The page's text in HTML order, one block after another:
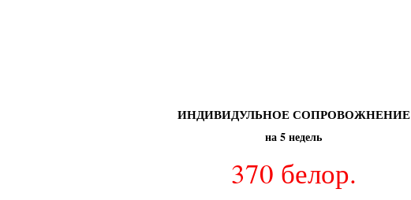
ИНДИВИДУЛЬНОЕ СОПРОВОЖНЕНИЕ
на 5 недель
370 белор.